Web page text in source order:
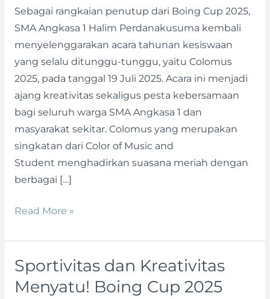
Sebagai rangkaian penutup dari Boing Cup 2025,
SMA Angkasa 1 Halim Perdanakusuma kembali
menyelenggarakan acara tahunan kesiswaan
yang selalu ditunggu-tunggu, yaitu Colomus
2025, pada tanggal 19 Juli 2025. Acara ini menjadi
ajang kreativitas sekaligus pesta kebersamaan
bagi seluruh warga SMA Angkasa 1 dan
masyarakat sekitar. Colomus yang merupakan
singkatan dari Color of Music and
Student menghadirkan suasana meriah dengan
berbagai […]
Read More »
Sportivitas dan Kreativitas
Menyatu! Boing Cup 2025
Sportivitas
dan
Kreativitas